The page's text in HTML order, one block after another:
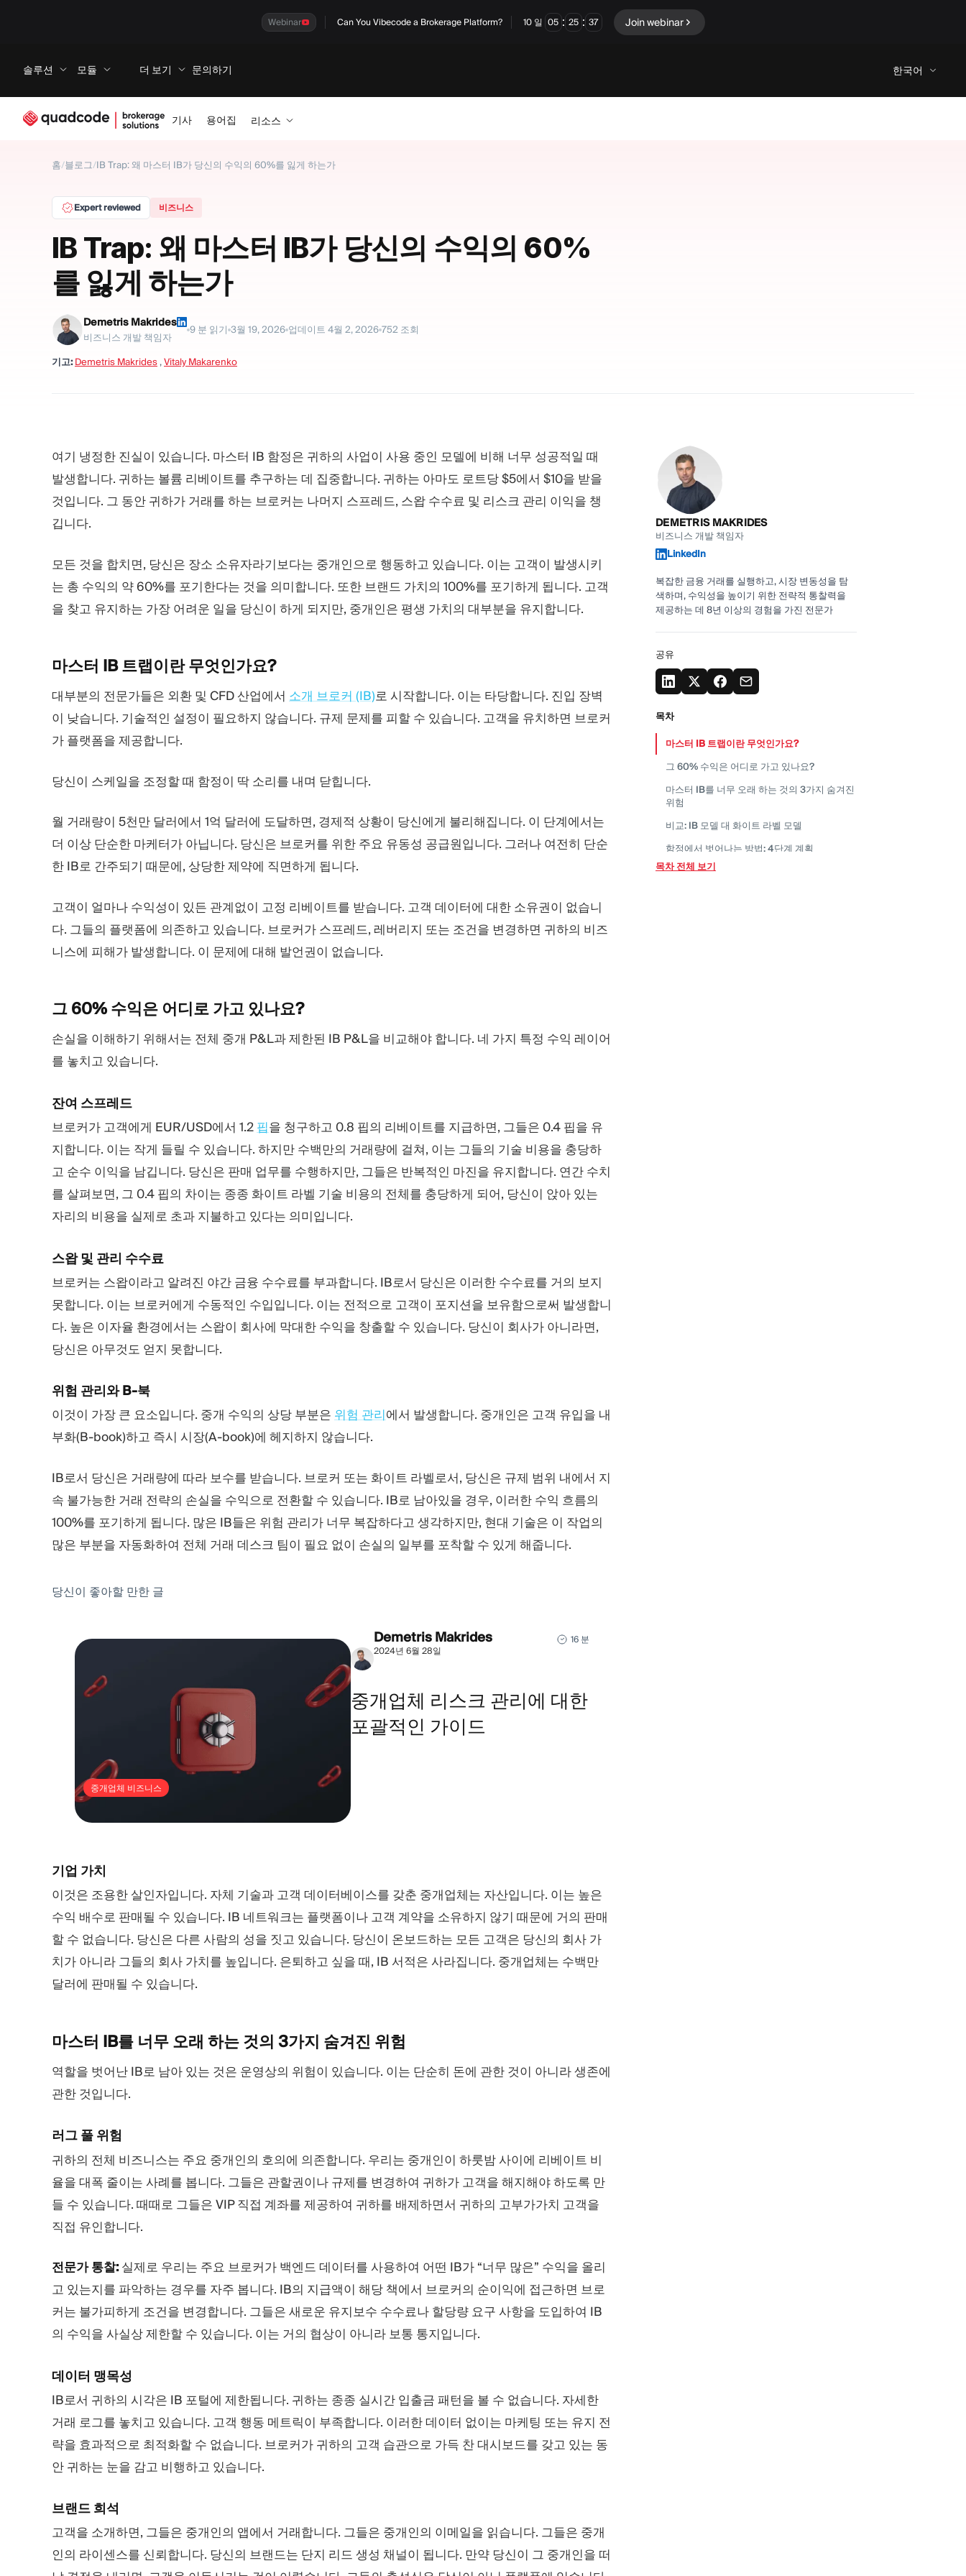
Webinar Can You Vibecode a Brokerage Platform? 10 일 05 : 25 : 36 Join webinar
솔루션 모듈 더 보기 문의하기 한국어
기사 용어집 리소스
홈/블로그/IB Trap: 왜 마스터 IB가 당신의 수익의 60%를 잃게 하는가
Expert reviewed 비즈니스
IB Trap: 왜 마스터 IB가 당신의 수익의 60%
를 잃게 하는가
Demetris Makrides
비즈니스 개발 책임자
9 분 읽기 3월 19, 2026 업데이트 4월 2, 2026 752 조회
기고: Demetris Makrides ,Vitaly Makarenko
여기 냉정한 진실이 있습니다. 마스터 IB 함정은 귀하의 사업이 사용 중인 모델에 비해 너무 성공적일 때
발생합니다. 귀하는 볼륨 리베이트를 추구하는 데 집중합니다. 귀하는 아마도 로트당 $5에서 $10을 받을
것입니다. 그 동안 귀하가 거래를 하는 브로커는 나머지 스프레드, 스왑 수수료 및 리스크 관리 이익을 챙
깁니다.
모든 것을 합치면, 당신은 장소 소유자라기보다는 중개인으로 행동하고 있습니다. 이는 고객이 발생시키
는 총 수익의 약 60%를 포기한다는 것을 의미합니다. 또한 브랜드 가치의 100%를 포기하게 됩니다. 고객
을 찾고 유지하는 가장 어려운 일을 당신이 하게 되지만, 중개인은 평생 가치의 대부분을 유지합니다.
마스터 IB 트랩이란무엇인가요?
대부분의 전문가들은 외환 및 CFD 산업에서 소개 브로커 (IB)로 시작합니다. 이는 타당합니다. 진입 장벽
이 낮습니다. 기술적인 설정이 필요하지 않습니다. 규제 문제를 피할 수 있습니다. 고객을 유치하면 브로커
가 플랫폼을 제공합니다.
당신이 스케일을 조정할 때 함정이 딱 소리를 내며 닫힙니다.
월 거래량이 5천만 달러에서 1억 달러에 도달하면, 경제적 상황이 당신에게 불리해집니다. 이 단계에서는
더 이상 단순한 마케터가 아닙니다. 당신은 브로커를 위한 주요 유동성 공급원입니다. 그러나 여전히 단순
한 IB로 간주되기 때문에, 상당한 제약에 직면하게 됩니다.
고객이 얼마나 수익성이 있든 관계없이 고정 리베이트를 받습니다. 고객 데이터에 대한 소유권이 없습니
다. 그들의 플랫폼에 의존하고 있습니다. 브로커가 스프레드, 레버리지 또는 조건을 변경하면 귀하의 비즈
니스에 피해가 발생합니다. 이 문제에 대해 발언권이 없습니다.
그 60% 수익은 어디로 가고 있나요?
손실을 이해하기 위해서는 전체 중개 P&L과 제한된 IB P&L을 비교해야 합니다. 네 가지 특정 수익 레이어
를 놓치고 있습니다.
잔여 스프레드
브로커가 고객에게 EUR/USD에서 1.2 핍을 청구하고 0.8 핍의 리베이트를 지급하면, 그들은 0.4 핍을 유
지합니다. 이는 작게 들릴 수 있습니다. 하지만 수백만의 거래량에 걸쳐, 이는 그들의 기술 비용을 충당하
고 순수 이익을 남깁니다. 당신은 판매 업무를 수행하지만, 그들은 반복적인 마진을 유지합니다. 연간 수치
를 살펴보면, 그 0.4 핍의 차이는 종종 화이트 라벨 기술 비용의 전체를 충당하게 되어, 당신이 앉아 있는
자리의 비용을 실제로 초과 지불하고 있다는 의미입니다.
스왑 및 관리 수수료
브로커는 스왑이라고 알려진 야간 금융 수수료를 부과합니다. IB로서 당신은 이러한 수수료를 거의 보지
못합니다. 이는 브로커에게 수동적인 수입입니다. 이는 전적으로 고객이 포지션을 보유함으로써 발생합니
다. 높은 이자율 환경에서는 스왑이 회사에 막대한 수익을 창출할 수 있습니다. 당신이 회사가 아니라면,
당신은 아무것도 얻지 못합니다.
위험 관리와 B-북
이것이 가장 큰 요소입니다. 중개 수익의 상당 부분은 위험 관리에서 발생합니다. 중개인은 고객 유입을 내
부화(B-book)하고 즉시 시장(A-book)에 헤지하지 않습니다.
IB로서 당신은 거래량에 따라 보수를 받습니다. 브로커 또는 화이트 라벨로서, 당신은 규제 범위 내에서 지
속 불가능한 거래 전략의 손실을 수익으로 전환할 수 있습니다. IB로 남아있을 경우, 이러한 수익 흐름의
100%를 포기하게 됩니다. 많은 IB들은 위험 관리가 너무 복잡하다고 생각하지만, 현대 기술은 이 작업의
많은 부분을 자동화하여 전체 거래 데스크 팀이 필요 없이 손실의 일부를 포착할 수 있게 해줍니다.
당신이 좋아할 만한 글
중개업체 비즈니스
Demetris Makrides
2024년 6월 28일
16 분
중개업체 리스크 관리에 대한
포괄적인 가이드
기업 가치
이것은 조용한 살인자입니다. 자체 기술과 고객 데이터베이스를 갖춘 중개업체는 자산입니다. 이는 높은
수익 배수로 판매될 수 있습니다. IB 네트워크는 플랫폼이나 고객 계약을 소유하지 않기 때문에 거의 판매
할 수 없습니다. 당신은 다른 사람의 성을 짓고 있습니다. 당신이 온보드하는 모든 고객은 당신의 회사 가
치가 아니라 그들의 회사 가치를 높입니다. 은퇴하고 싶을 때, IB 서적은 사라집니다. 중개업체는 수백만
달러에 판매될 수 있습니다.
마스터 IB를 너무 오래 하는 것의 3가지 숨겨진 위험
역할을 벗어난 IB로 남아 있는 것은 운영상의 위험이 있습니다. 이는 단순히 돈에 관한 것이 아니라 생존에
관한 것입니다.
러그 풀 위험
귀하의 전체 비즈니스는 주요 중개인의 호의에 의존합니다. 우리는 중개인이 하룻밤 사이에 리베이트 비
율을 대폭 줄이는 사례를 봅니다. 그들은 관할권이나 규제를 변경하여 귀하가 고객을 해지해야 하도록 만
들 수 있습니다. 때때로 그들은 VIP 직접 계좌를 제공하여 귀하를 배제하면서 귀하의 고부가가치 고객을
직접 유인합니다.
전문가 통찰:실제로 우리는 주요 브로커가 백엔드 데이터를 사용하여 어떤 IB가 “너무 많은” 수익을 올리
고 있는지를 파악하는 경우를 자주 봅니다. IB의 지급액이 해당 책에서 브로커의 순이익에 접근하면 브로
커는 불가피하게 조건을 변경합니다. 그들은 새로운 유지보수 수수료나 할당량 요구 사항을 도입하여 IB
의 수익을 사실상 제한할 수 있습니다. 이는 거의 협상이 아니라 보통 통지입니다.
데이터 맹목성
IB로서 귀하의 시각은 IB 포털에 제한됩니다. 귀하는 종종 실시간 입출금 패턴을 볼 수 없습니다. 자세한
거래 로그를 놓치고 있습니다. 고객 행동 메트릭이 부족합니다. 이러한 데이터 없이는 마케팅 또는 유지 전
략을 효과적으로 최적화할 수 없습니다. 브로커가 귀하의 고객 습관으로 가득 찬 대시보드를 갖고 있는 동
안 귀하는 눈을 감고 비행하고 있습니다.
브랜드 희석
고객을 소개하면, 그들은 중개인의 앱에서 거래합니다. 그들은 중개인의 이메일을 읽습니다. 그들은 중개
인의 라이센스를 신뢰합니다. 당신의 브랜드는 단지 리드 생성 채널이 됩니다. 만약 당신이 그 중개인을 떠
DEMETRIS MAKRIDES
비즈니스 개발 책임자
LinkedIn
복잡한 금융 거래를 실행하고, 시장 변동성을 탐
색하며, 수익성을 높이기 위한 전략적 통찰력을
제공하는 데 8년 이상의 경험을 가진 전문가
공유
목차
마스터 IB 트랩이란무엇인가요?
그 60% 수익은 어디로 가고 있나요?
마스터 IB를 너무 오래 하는 것의 3가지 숨겨진
위험
비교: IB 모델 대 화이트 라벨 모델
함정에서 벗어나는 방법: 4단계 계획
결론: 임대 중지, 소유
목차 전체 보기